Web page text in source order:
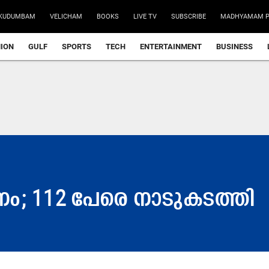
VELICHAM BOOKS LIVE TV SUBSCRIBE MADHYAMAM
GULF SPORTS TECH ENTERTAINMENT BUSINESS
112 പേ​രെ നാടുകടത്തി